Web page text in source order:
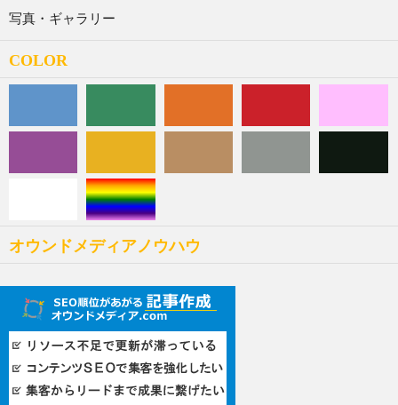
写真・ギャラリー
COLOR
オウンドメディアノウハウ